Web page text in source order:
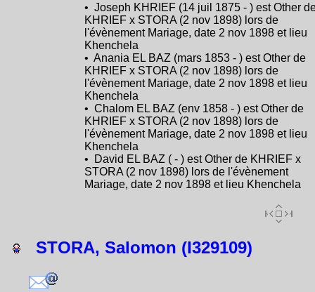
• Joseph KHRIEF (14 juil 1875 - ) est Other
KHRIEF x STORA (2 nov 1898) lors de
l'évènement Mariage, date 2 nov 1898 et lieu
Khenchela
• Anania EL BAZ (mars 1853 - ) est Other de
KHRIEF x STORA (2 nov 1898) lors de
l'évènement Mariage, date 2 nov 1898 et lieu
Khenchela
• Chalom EL BAZ (env 1858 - ) est Other de
KHRIEF x STORA (2 nov 1898) lors de
l'évènement Mariage, date 2 nov 1898 et lieu
Khenchela
• David EL BAZ ( - ) est Other de KHRIEF x
STORA (2 nov 1898) lors de l'évènement
Mariage, date 2 nov 1898 et lieu Khenchela
STORA, Salomon (I329109)